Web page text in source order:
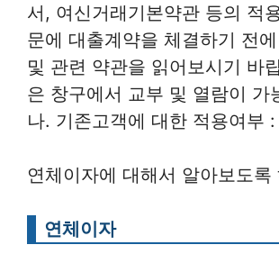
서, 여신거래기본약관 등의 적
문에 대출계약을 체결하기 전
및 관련 약관을 읽어보시기 바
은 창구에서 교부 및 열람이 가
나. 기존고객에 대한 적용여부 :
연체이자에 대해서 알아보도록
연체이자